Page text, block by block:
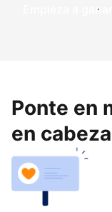
Empieza a
Ponte en
en